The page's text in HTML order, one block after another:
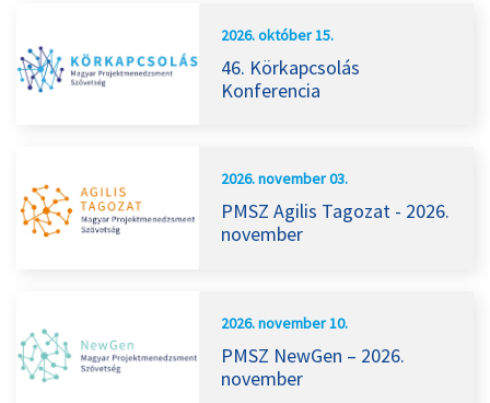
2026. október 15.
46. Körkapcsolás
Konferencia
2026. november 03.
PMSZ Agilis Tagozat - 2026.
november
2026. november 10.
PMSZ NewGen – 2026.
november